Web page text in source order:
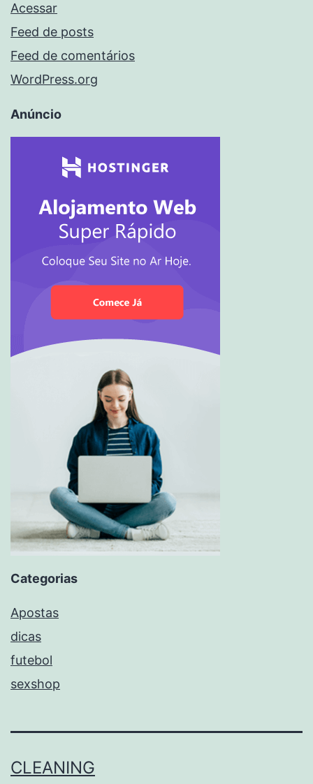
Acessar
Feed de posts
Feed de comentários
WordPress.org
Anúncio
Categorias
Apostas
dicas
futebol
sexshop
CLEANING